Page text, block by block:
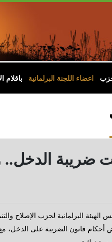
اعضاء اللجنة البرلمانية باقلام
ضريبة
الهيئة البرلمانية لحزب
قانون الضريبة على الدخل،